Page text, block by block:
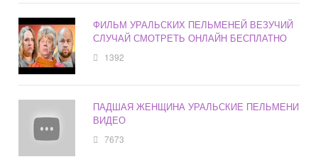
ФИЛЬМ УРАЛЬСКИХ ПЕЛЬМЕНЕЙ ВЕЗУЧИЙ
СЛУЧАЙ СМОТРЕТЬ ОНЛАЙН БЕСПЛАТНО
1392
ПАДШАЯ ЖЕНЩИНА УРАЛЬСКИЕ ПЕЛЬМЕНИ
ВИДЕО
7673